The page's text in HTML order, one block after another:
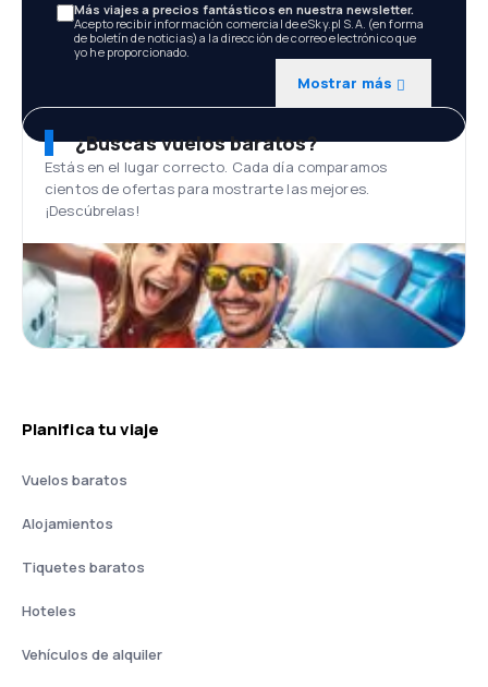
Más viajes a precios fantásticos en nuestra newsletter.
Acepto recibir información comercial de eSky.pl S.A. (en forma
de boletín de noticias) a la dirección de correo electrónico que
yo he proporcionado.
Mostrar más
¿Buscas vuelos baratos?
Estás en el lugar correcto. Cada día comparamos
cientos de ofertas para mostrarte las mejores.
¡Descúbrelas!
Planifica tu viaje
Vuelos baratos
Alojamientos
Tiquetes baratos
Hoteles
Vehículos de alquiler